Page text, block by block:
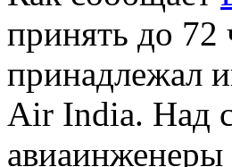
принять до 72
принадлежал
Air India. Над
авиаинженеры